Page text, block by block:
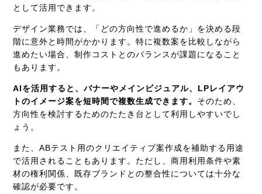
として活用できます。
デザイン業務では、「どの方向性で進めるか」を決める段
階に意外と時間がかかります。特に複数案を比較しながら
進めたい場合、制作コストとのバランスが課題になること
もあります。
AIを活用すると、バナーやメインビジュアル、LPレイアウ
トのイメージ案を短時間で複数生成できます。 そのため、
方向性を検討するためのたたき台として利用しやすいでし
ょう。
また、ABテスト用のクリエイティブ案作成を補助する用途
で活用されることもあります。ただし、商用利用条件や素
材の権利関係、既存ブランドとの整合性については十分な
確認が必要です。